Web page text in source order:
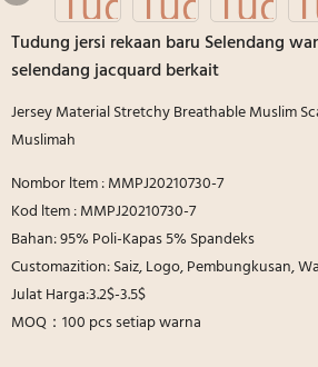
Tudung jersi rekaan baru Selendang
selendang jacquard berkait
Jersey Material Stretchy Breathable Muslim
Muslimah
Nombor ltem : MMPJ20210730-7
Kod ltem : MMPJ20210730-7
Bahan: 95% Poli-Kapas 5% Spandeks
Customazition: Saiz, Logo, Pembungkusan,
Julat Harga:3.2$-3.5$
MOQ：100 pcs setiap warna